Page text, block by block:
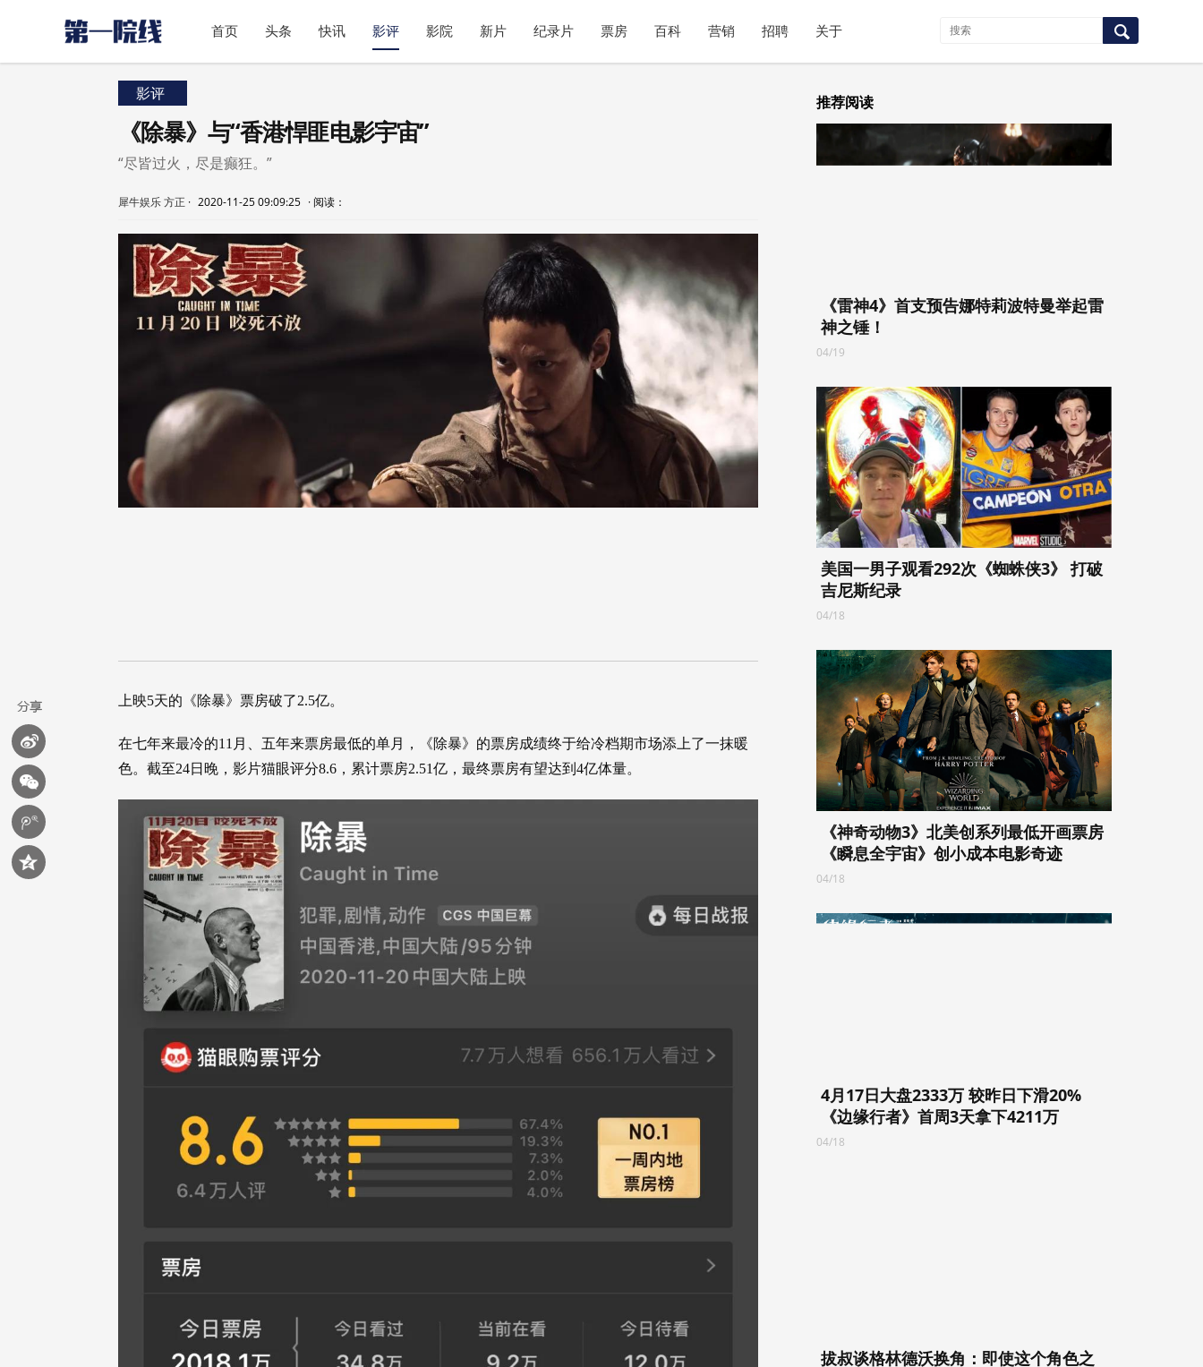
首页 头条 快讯 影评 影院 新片 纪录片 票房 百科 营销 招聘 关于
影评
《除暴》与“香港悍匪电影宇宙”
“尽皆过火，尽是癫狂。”
犀牛娱乐 方正 · 2020-11-25 09:09:25 ·阅读：
上映5天的《除暴》票房破了2.5亿。
在七年来最冷的11月、五年来票房最低的单月，《除暴》的票房成绩终于给冷档期市场添上了一抹暖
色。截至24日晚，影片猫眼评分8.6，累计票房2.51亿，最终票房有望达到4亿体量。
推荐阅读
《雷神4》首支预告娜特莉波特曼举起雷
神之锤！
04/19
美国一男子观看292次《蜘蛛侠3》 打破
吉尼斯纪录
04/18
《神奇动物3》北美创系列最低开画票房
《瞬息全宇宙》创小成本电影奇迹
04/18
4月17日大盘2333万 较昨日下滑20%
《边缘行者》首周3天拿下4211万
04/18
拔叔谈格林德沃换角：即使这个角色之